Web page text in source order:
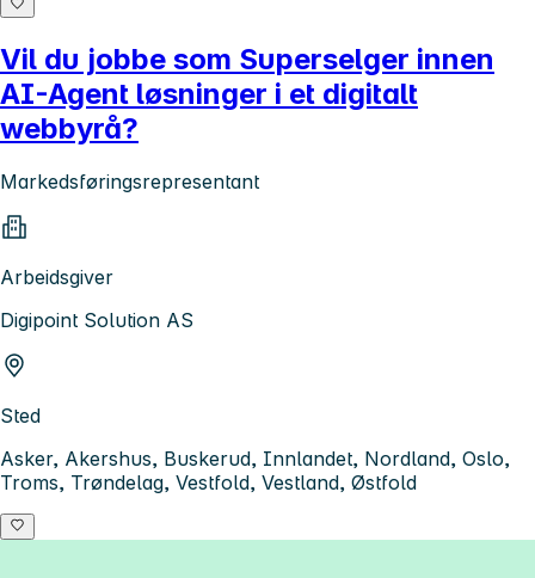
Vil du jobbe som Superselger innen
AI-Agent løsninger i et digitalt
webbyrå?
Markedsføringsrepresentant
Arbeidsgiver
Digipoint Solution AS
Sted
Asker, Akershus, Buskerud, Innlandet, Nordland, Oslo,
Troms, Trøndelag, Vestfold, Vestland, Østfold